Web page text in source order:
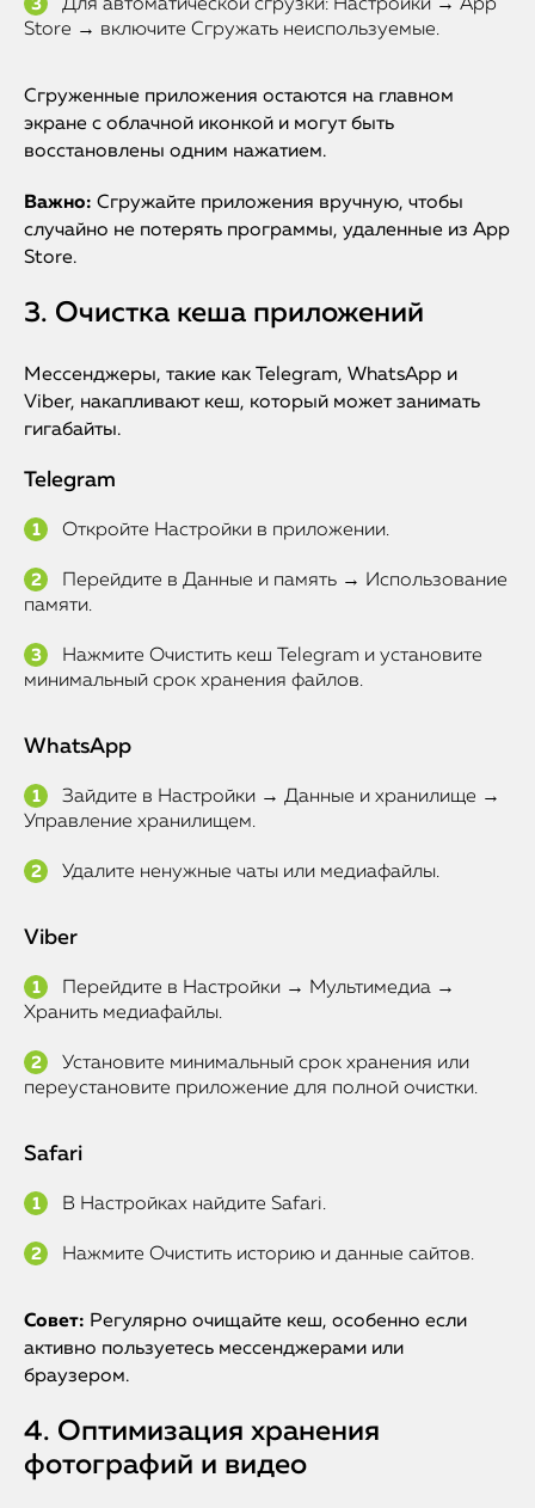
Для автоматической сгрузки: Настройки → App
Store → включите Сгружать неиспользуемые.
Сгруженные приложения остаются на главном
экране с облачной иконкой и могут быть
восстановлены одним нажатием.
Важно: Сгружайте приложения вручную, чтобы
случайно не потерять программы, удаленные из App
Store.
3. Очистка кеша приложений
Мессенджеры, такие как Telegram, WhatsApp и
Viber, накапливают кеш, который может занимать
гигабайты.
Telegram
Откройте Настройки в приложении.
Перейдите в Данные и память → Использование
памяти.
Нажмите Очистить кеш Telegram и установите
минимальный срок хранения файлов.
WhatsApp
Зайдите в Настройки → Данные и хранилище →
Управление хранилищем.
Удалите ненужные чаты или медиафайлы.
Viber
Перейдите в Настройки → Мультимедиа →
Хранить медиафайлы.
Установите минимальный срок хранения или
переустановите приложение для полной очистки.
Safari
В Настройках найдите Safari.
Нажмите Очистить историю и данные сайтов.
Совет: Регулярно очищайте кеш, особенно если
активно пользуетесь мессенджерами или
браузером.
4. Оптимизация хранения
фотографий и видео